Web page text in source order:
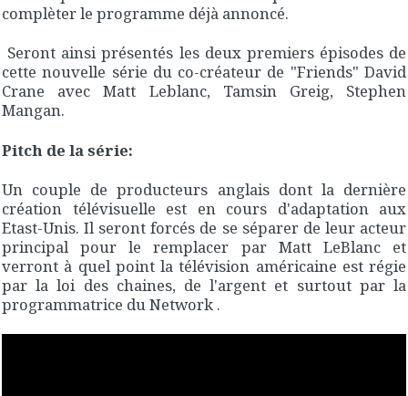
complèter le programme déjà annoncé.
Seront ainsi présentés les deux premiers épisodes de
cette nouvelle série du co-créateur de "Friends" David
Crane avec Matt Leblanc, Tamsin Greig, Stephen
Mangan.
Pitch de la série:
Un couple de producteurs anglais dont la dernière
création télévisuelle est en cours d'adaptation aux
Etast-Unis. Il seront forcés de se séparer de leur acteur
principal pour le remplacer par Matt LeBlanc et
verront à quel point la télévision américaine est régie
par la loi des chaines, de l'argent et surtout par la
programmatrice du Network .